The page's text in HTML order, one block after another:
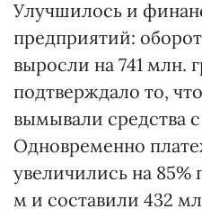
Улучшилось и
предприятий:
выросли на 741 млн.
подтверждало то,
вымывали средства
Одновременно
увеличились на
м и составили 432